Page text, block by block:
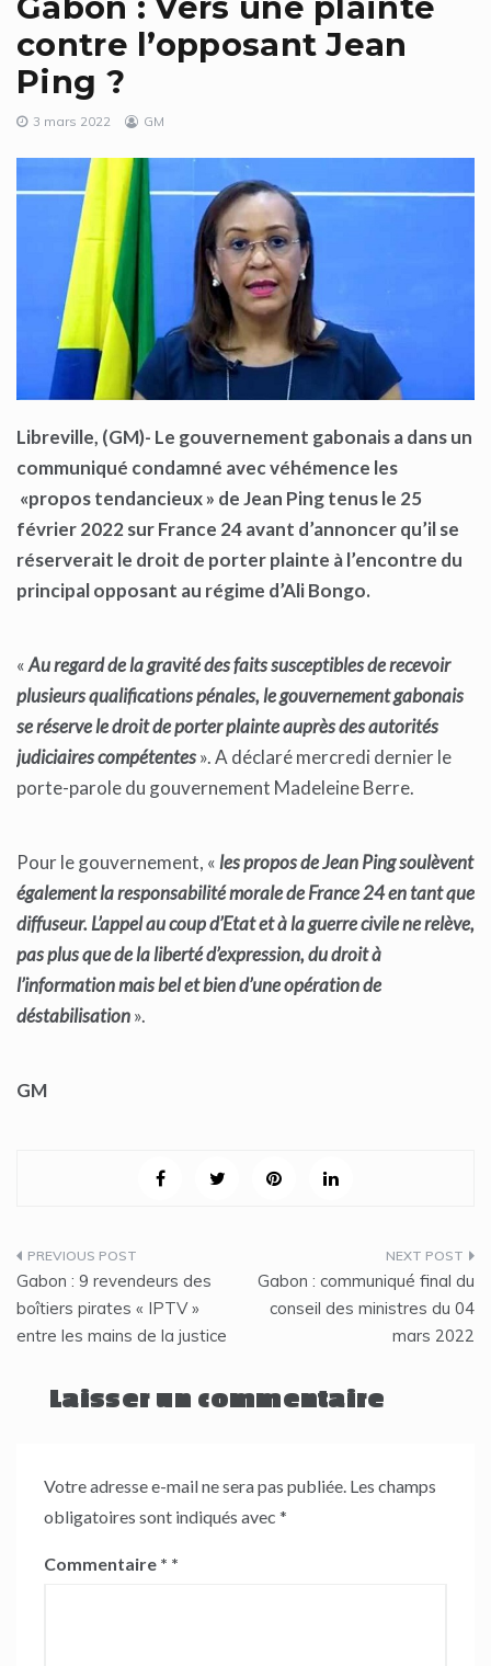
contre l’opposant Jean
Ping ?
3 mars 2022 GM
Libreville, (GM)- Le gouvernement gabonais a dans un
communiqué condamné avec véhémence les
«propos tendancieux » de Jean Ping tenus le 25
février 2022 sur France 24 avant d’annoncer qu’il se
réserverait le droit de porter plainte à l’encontre du
principal opposant au régime d’Ali Bongo.
«Au regard de la gravité des faits susceptibles de recevoir
plusieurs qualifications pénales, le gouvernement gabonais
se réserve le droit de porter plainte auprès des autorités
judiciaires compétentes». A déclaré mercredi dernier le
porte-parole du gouvernement Madeleine Berre.
Pour le gouvernement, « les propos de Jean Ping soulèvent
également la responsabilité morale de France 24 en tant que
diffuseur. L’appel au coup d’Etat et à la guerre civile ne relève,
pas plus que de la liberté d’expression, du droit à
l’information mais bel et bien d’une opération de
déstabilisation».
GM
Navigation
de
l’article
Gabon : 9 revendeurs des
boîtiers pirates « IPTV »
entre les mains de la justice
Gabon : communiqué final du
conseil des ministres du 04
mars 2022
Laisser un commentaire
Votre adresse e-mail ne sera pas publiée. Les champs
obligatoires sont indiqués avec *
Commentaire *